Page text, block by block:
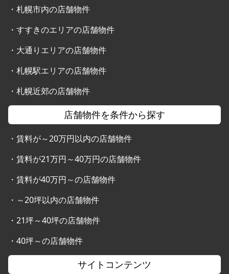
・ 札幌市内の店舗物件
・ すすきのエリアの店舗物件
・ 大通りエリアの店舗物件
・ 札幌駅エリアの店舗物件
・ 札幌近郊の店舗物件
店舗物件を条件から探す
・ 賃料が～20万円以内の店舗物件
・ 賃料が21万円～40万円の店舗物件
・ 賃料が40万円～の店舗物件
・ ～20坪以内の店舗物件
・ 21坪～40坪の店舗物件
・ 40坪～の店舗物件
サイトコンテンツ